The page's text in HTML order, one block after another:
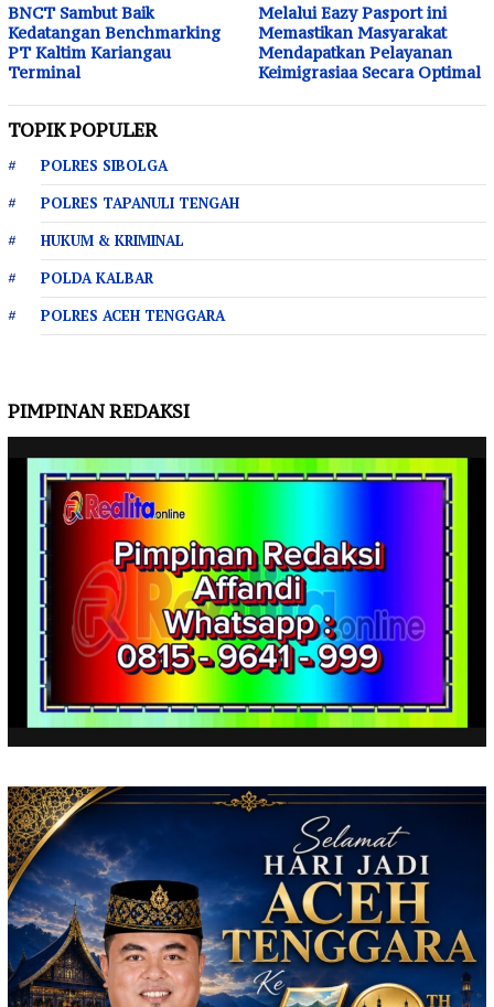
BNCT Sambut Baik
Kedatangan Benchmarking
PT Kaltim Kariangau
Terminal
Melalui Eazy Pasport ini
Memastikan Masyarakat
Mendapatkan Pelayanan
Keimigrasiaa Secara Optimal
TOPIK POPULER
POLRES SIBOLGA
POLRES TAPANULI TENGAH
HUKUM & KRIMINAL
POLDA KALBAR
POLRES ACEH TENGGARA
PIMPINAN REDAKSI